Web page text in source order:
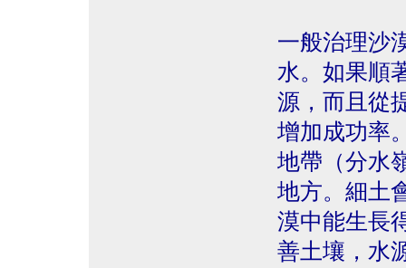
一般治理沙
水。如果順
源，而且從
增加成功率
地帶（分水
地方。細土
漠中能生長
善土壤，水